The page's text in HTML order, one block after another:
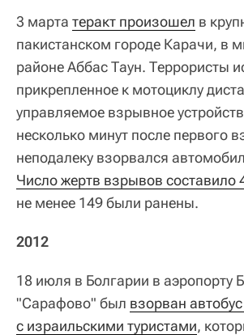
3 марта теракт произошел в
пакистанском городе Карачи, в
районе Аббас Таун. Террористы
прикрепленное к мотоциклу
управляемое взрывное
несколько минут после первого
неподалеку взорвался
Число жертв взрывов составило
не менее 149 были ранены.
2012
18 июля в Болгарии в аэропорту
"Сарафово" был взорван автобус
с израильскими туристами,